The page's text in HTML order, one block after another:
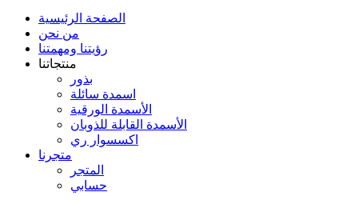
الصفحة الرئيسية
من نحن
رؤيتنا ومهمتنا
منتجاتنا
بذور
اسمدة سائلة
الأسمدة الورقية
الأسمدة القابلة للذوبان
اكسسوار ري
متجرنا
المتجر
حسابي